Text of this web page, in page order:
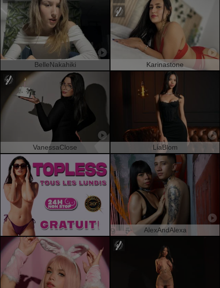
BelleNakahiki Karinastone
VanessaClose LiaBlom
AlexAndAlexa